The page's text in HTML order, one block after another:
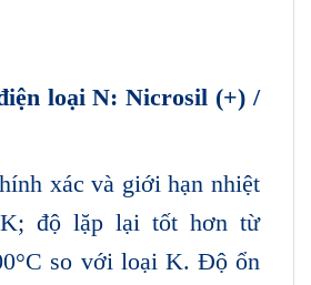
loại N: Nicrosil (+) /
xác và giới hạn nhiệt
độ lặp lại tốt hơn từ
so với loại K. Độ ổn